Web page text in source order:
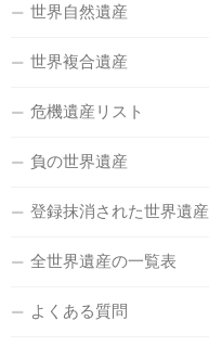
世界自然遺産
世界複合遺産
危機遺産リスト
負の世界遺産
登録抹消された世界遺産
全世界遺産の一覧表
よくある質問